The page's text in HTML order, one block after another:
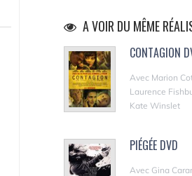
A VOIR DU MÊME
CONTAGION
Avec Marion
Laurence
Kate Winslet
PIÉGÉE DVD
Avec Gina